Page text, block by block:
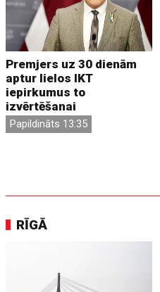
Premjers uz 30 dienām
aptur lielos IKT
iepirkumus to
izvērtēšanai
Papildināts 13:35
RĪGĀ